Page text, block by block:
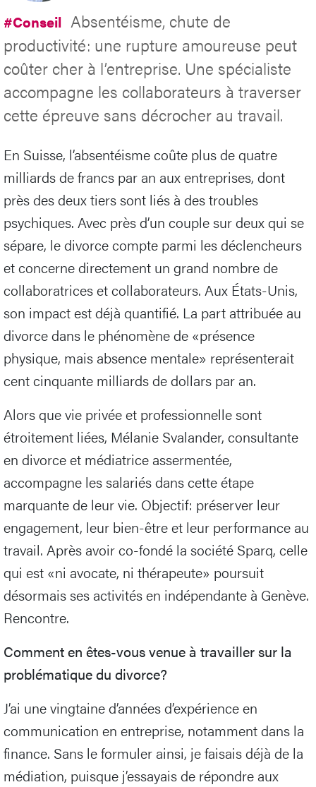
#Conseil Absentéisme, chute de
productivité: une rupture amoureuse peut
coûter cher à l’entreprise. Une spécialiste
accompagne les collaborateurs à traverser
cette épreuve sans décrocher au travail.
En Suisse, l’absentéisme coûte plus de quatre
milliards de francs par an aux entreprises, dont
près des deux tiers sont liés à des troubles
psychiques. Avec près d’un couple sur deux qui se
sépare, le divorce compte parmi les déclencheurs
et concerne directement un grand nombre de
collaboratrices et collaborateurs. Aux États-Unis,
son impact est déjà quantifié. La part attribuée au
divorce dans le phénomène de «présence
physique, mais absence mentale» représenterait
cent cinquante milliards de dollars par an.
Alors que vie privée et professionnelle sont
étroitement liées, Mélanie Svalander, consultante
en divorce et médiatrice assermentée,
accompagne les salariés dans cette étape
marquante de leur vie. Objectif: préserver leur
engagement, leur bien-être et leur performance au
travail. Après avoir co-fondé la société Sparq, celle
qui est «ni avocate, ni thérapeute» poursuit
désormais ses activités en indépendante à Genève.
Rencontre.
Comment en êtes-vous venue à travailler sur la
problématique du divorce?
J’ai une vingtaine d’années d’expérience en
communication en entreprise, notamment dans la
finance. Sans le formuler ainsi, je faisais déjà de la
médiation, puisque j’essayais de répondre aux